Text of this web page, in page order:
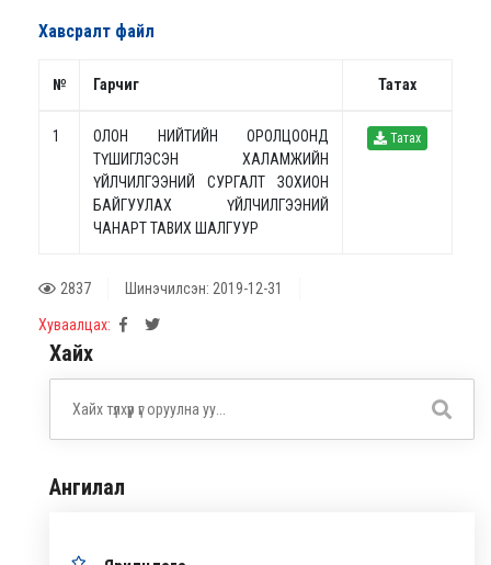
Хавсралт файл
№ Гарчиг Татах
1
ОЛОН НИЙТИЙН ОРОЛЦООНД
ТҮШИГЛЭСЭН ХАЛАМЖИЙН
ҮЙЛЧИЛГЭЭНИЙ СУРГАЛТ ЗОХИОН
БАЙГУУЛАХ ҮЙЛЧИЛГЭЭНИЙ
ЧАНАРТ ТАВИХ ШАЛГУУР
Татах
2837 Шинэчилсэн: 2019-12-31
Хуваалцах:
Хайх
Ангилал